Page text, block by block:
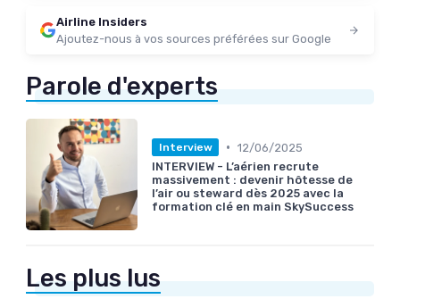
Airline Insiders
Ajoutez-nous à vos sources préférées sur Google
Parole d'experts
Interview • 12/06/2025
INTERVIEW - L’aérien recrute
massivement : devenir hôtesse de
l’air ou steward dès 2025 avec la
formation clé en main SkySuccess
Les plus lus